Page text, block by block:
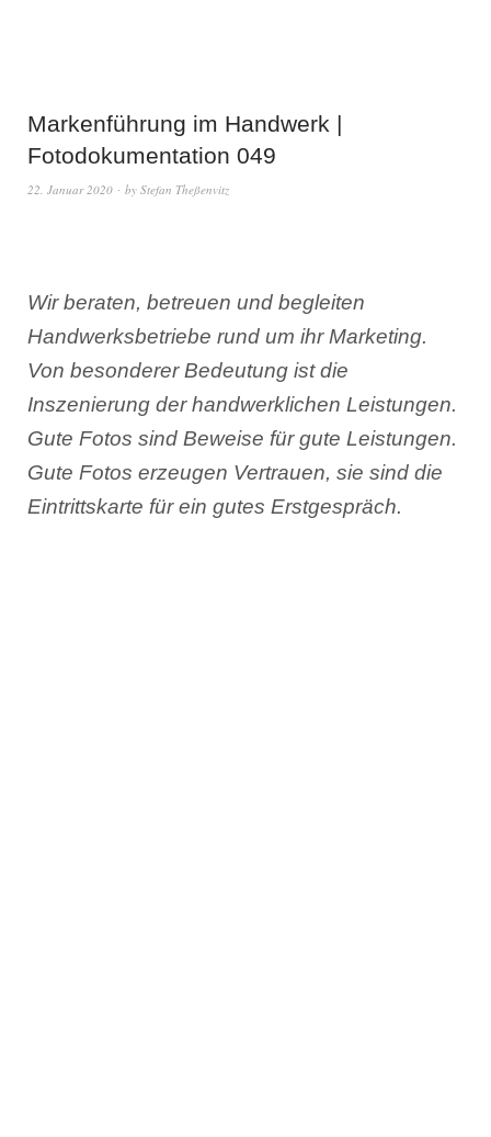
Markenführung im Handwerk |
Fotodokumentation 049
22. Januar 2020 by Stefan Theßenvitz
Wir beraten, betreuen und begleiten
Handwerksbetriebe rund um ihr Marketing.
Von besonderer Bedeutung ist die
Inszenierung der handwerklichen Leistungen.
Gute Fotos sind Beweise für gute Leistungen.
Gute Fotos erzeugen Vertrauen, sie sind die
Eintrittskarte für ein gutes Erstgespräch.